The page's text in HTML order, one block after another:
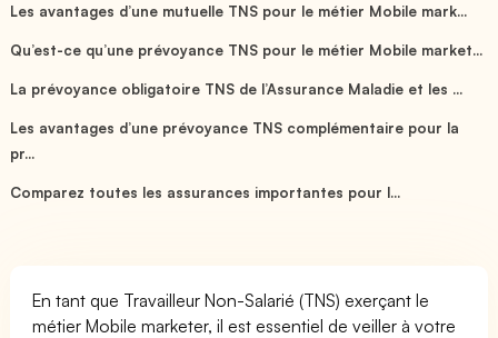
Les avantages d’une mutuelle TNS pour le métier Mobile mark...
Qu’est-ce qu’une prévoyance TNS pour le métier Mobile market...
La prévoyance obligatoire TNS de l’Assurance Maladie et les ...
Les avantages d’une prévoyance TNS complémentaire pour la
pr...
Comparez toutes les assurances importantes pour l...
En tant que Travailleur Non-Salarié (TNS) exerçant le
métier Mobile marketer, il est essentiel de veiller à votre